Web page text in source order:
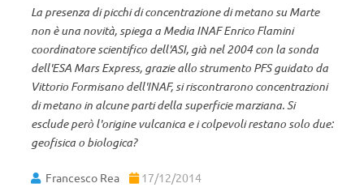
La presenza di picchi di concentrazione di metano su Marte
non è una novità, spiega a Media INAF Enrico Flamini
coordinatore scientifico dell'ASI, già nel 2004 con la sonda
dell'ESA Mars Express, grazie allo strumento PFS guidato da
Vittorio Formisano dell'INAF, si riscontrarono concentrazioni
di metano in alcune parti della superficie marziana. Si
esclude però l'origine vulcanica e i colpevoli restano solo due:
geofisica o biologica?
Francesco Rea 17/12/2014